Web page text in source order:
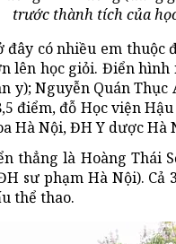
trước thành tích của
có nhiều em thuộc
lên học giỏi. Điển
y); Nguyễn Quán
điểm, đỗ Học viện
Hà Nội, ĐH Y dược
thẳng là Hoàng Thái
sư phạm Hà Nội).
thể thao.